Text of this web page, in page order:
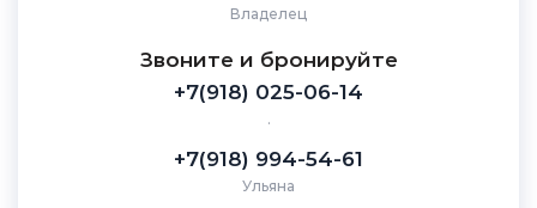
Владелец
Звоните и бронируйте
+7(918) 025-06-14
.
+7(918) 994-54-61
Ульяна